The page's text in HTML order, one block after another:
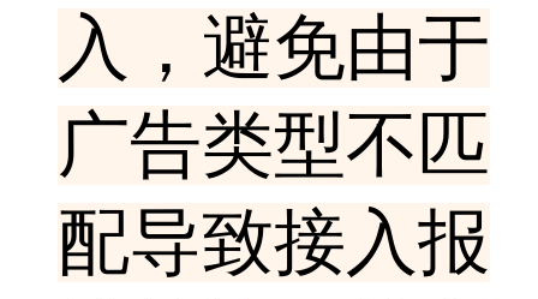
入，避免由于
广告类型不匹
配导致接入报